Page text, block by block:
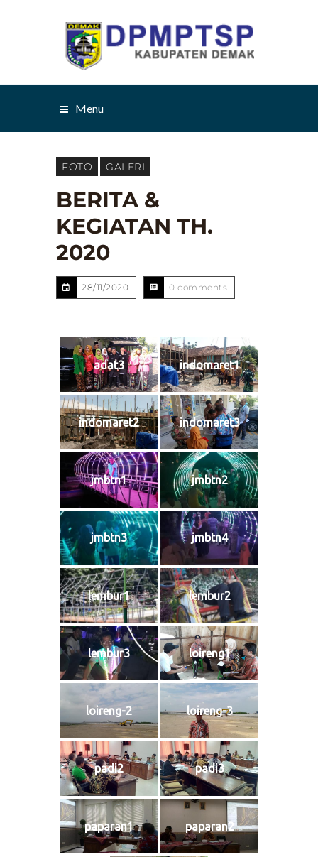
Menu
FOTO GALERI
BERITA &
KEGIATAN TH.
2020
28/11/2020 0 comments
adat3 indomaret1
indomaret2 indomaret3
jmbtn1 jmbtn2
jmbtn3 jmbtn4
lembur1 lembur2
lembur3 loireng1
loireng-2 loireng-3
padi2 padi3
paparan1 paparan2